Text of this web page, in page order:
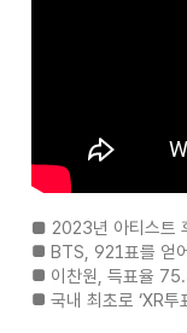
■ 2023년 아티스트
■ BTS, 921표를 얻
■ 이찬원, 득표율
■ 국내 최초로 ‘XR투